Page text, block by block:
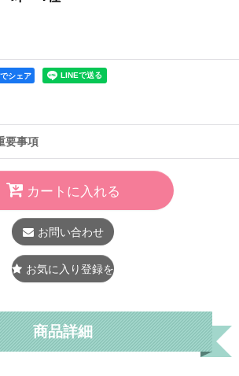
シェア
要事項
カートに入れる
お問い合わせ
お気に入り登録をする
商品詳細